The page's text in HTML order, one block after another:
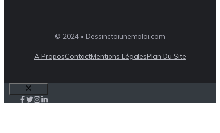
© 2024 • Dessinetoiunemploi.com
A ProposContactMentions LégalesPlan Du Site
Fermer